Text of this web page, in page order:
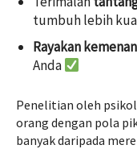
tumbuh lebih
Rayakan
Anda
Penelitian oleh
orang dengan pola
banyak daripada